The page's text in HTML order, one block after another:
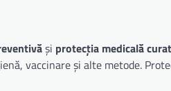
și protecția medicală
vaccinare și alte metode.